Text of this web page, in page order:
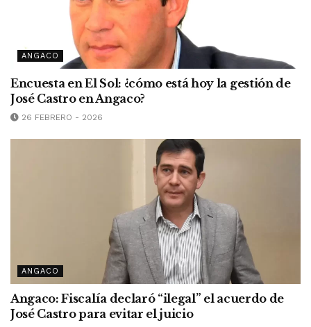
ANGACO
Encuesta en El Sol: ¿cómo está hoy la gestión de
José Castro en Angaco?
26 FEBRERO - 2026
ANGACO
Angaco: Fiscalía declaró “ilegal” el acuerdo de
José Castro para evitar el juicio